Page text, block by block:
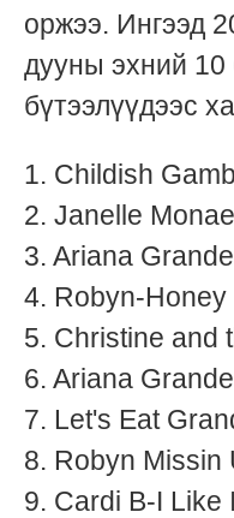
оржээ. Ингээд
дууны эхний 10
бүтээлүүдээс
1. Childish
2. Janelle
3. Ariana
4. Robyn-Honey
5. Christine and
6. Ariana
7. Let's Eat
8. Robyn Missin
9. Cardi B-I Like